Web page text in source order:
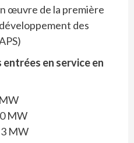
œuvre de la première
des
en service en
MW